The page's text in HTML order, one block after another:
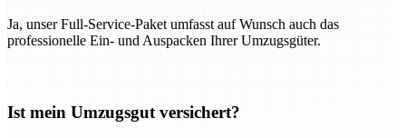
Ja, unser Full-Service-Paket umfasst auf Wunsch auch das
professionelle Ein- und Auspacken Ihrer Umzugsgüter.
Ist mein Umzugsgut versichert?